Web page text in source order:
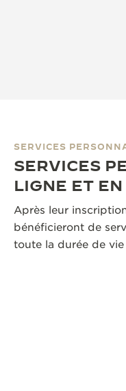
SERVICES
SERVICES
LIGNE ET
Après leur
bénéficieront de
toute la durée de